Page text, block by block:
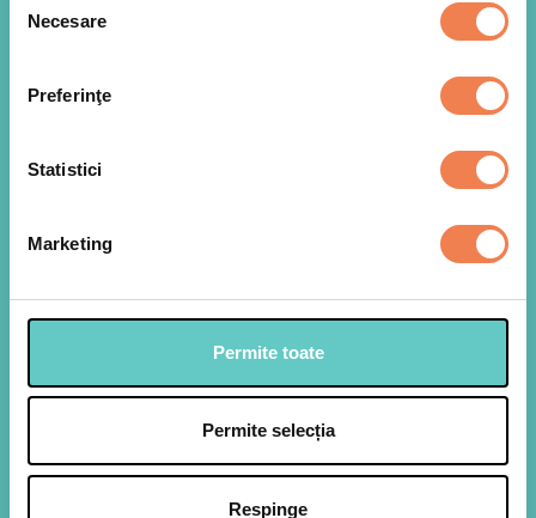
consimțământului
Necesare
Preferinţe
Statistici
Marketing
Permite toate
Permite selecția
Respinge